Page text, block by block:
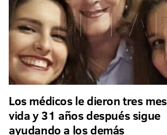
Los médicos le dieron tres
vida y 31 años después sigue
ayudando a los demás